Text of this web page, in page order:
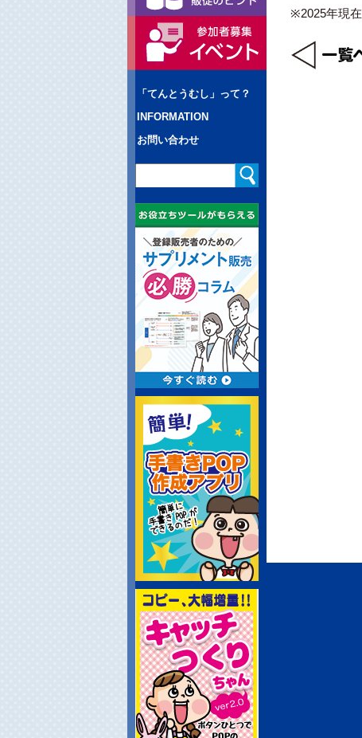
「てんとうむし」って？
INFORMATION
お問い合わせ
※2025年現在